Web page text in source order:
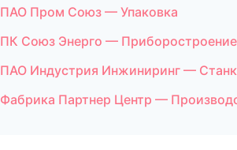
ПАО Пром Союз — Упаковка
ПК Союз Энерго — Приборостроение
ПАО Индустрия Инжиниринг —
Фабрика Партнер Центр —